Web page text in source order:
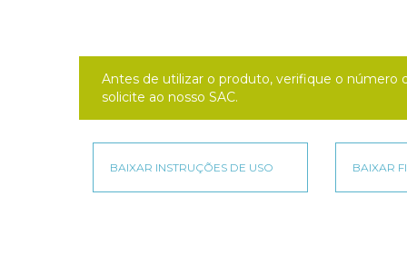
Antes de utilizar o produto, verifique o número
solicite ao nosso SAC.